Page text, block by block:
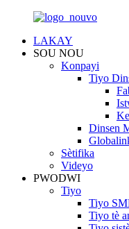
LAKAY
SOU NOU
Konpayi
Tiyo
Dinsen
Sètifika
Videyo
PWODWI
Tiyo
Tiyo
Tiyo tè